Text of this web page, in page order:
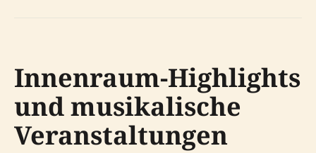
Innenraum-Highlights
und musikalische
Veranstaltungen